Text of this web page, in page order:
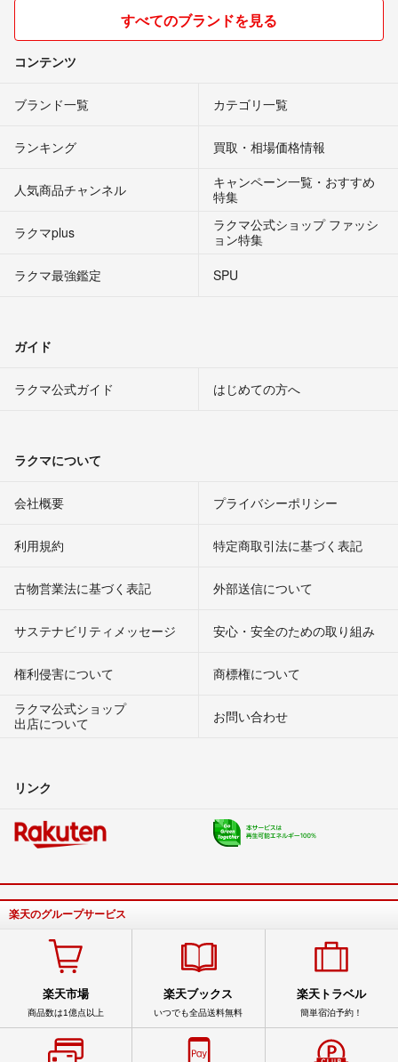
すべてのブランドを見る
コンテンツ
ブランド一覧 カテゴリ一覧
ランキング 買取・相場価格情報
人気商品チャンネル
キャンペーン一覧・おすすめ
特集
ラクマplus
ラクマ公式ショップ ファッシ
ョン特集
ラクマ最強鑑定
SPU
ガイド
ラクマ公式ガイド はじめての方へ
ラクマについて
会社概要 プライバシーポリシー
利用規約 特定商取引法に基づく表記
古物営業法に基づく表記 外部送信について
サステナビリティメッセージ 安心・安全のための取り組み
権利侵害について
商標権について
ラクマ公式ショップ
出店について
お問い合わせ
リンク
楽天のグループサービス
楽天市場
商品数は1億点以上
楽天ブックス
いつでも全品送料無料
楽天トラベル
簡単宿泊予約！